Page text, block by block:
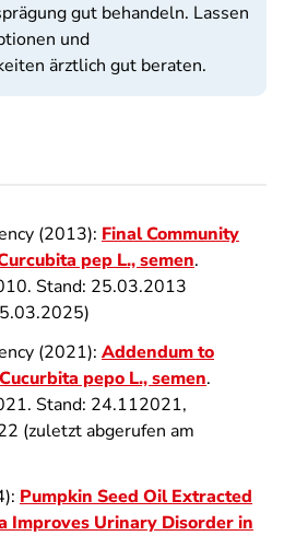
gut behandeln. Lassen
und
ärztlich gut beraten.
(2013): Final Community
pep L., semen.
Stand: 25.03.2013
(2021): Addendum to
pepo L., semen.
Stand: 24.112021,
(zuletzt abgerufen am
Pumpkin Seed Oil Extracted
Improves Urinary Disorder in